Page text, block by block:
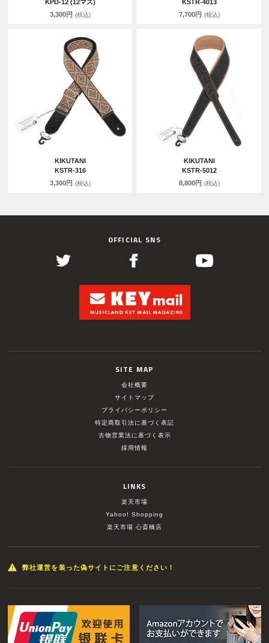
KPD-12 (12マス)
3,300円 (税込)
KSTR-4013
7,700円 (税込)
KIKUTANI
KSTR-316
3,300円 (税込)
KIKUTANI
KSTR-5012
8,800円 (税込)
OFFICIAL SNS
SITE MAP
会社概要
サイトマップ
プライバシーポリシー
特定商取引法に基づく表記
古物営業法に基づく表示
採用情報
LINKS
楽天市場
Yahoo! Shopping
楽天市場 心斎橋店
弊社運営を装った偽サイトにご注意ください！